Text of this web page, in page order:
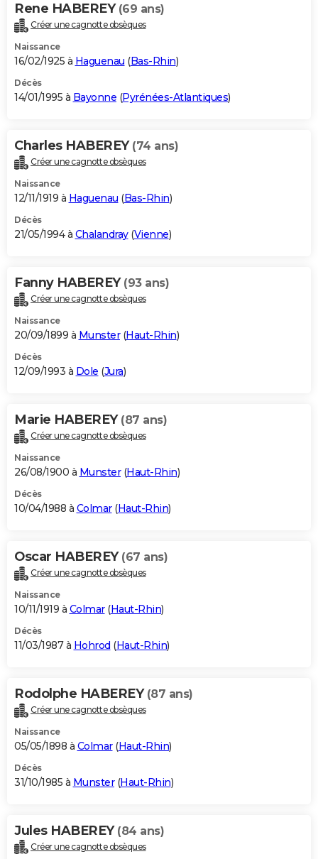
Rene HABEREY (69 ans)
Créer une cagnotte obsèques
Naissance
16/02/1925 à Haguenau (Bas-Rhin)
Décès
14/01/1995 à Bayonne (Pyrénées-Atlantiques)
Charles HABEREY (74 ans)
Créer une cagnotte obsèques
Naissance
12/11/1919 à Haguenau (Bas-Rhin)
Décès
21/05/1994 à Chalandray(Vienne)
Fanny HABEREY (93 ans)
Créer une cagnotte obsèques
Naissance
20/09/1899 à Munster(Haut-Rhin)
Décès
12/09/1993 à Dole (Jura)
Marie HABEREY (87 ans)
Créer une cagnotte obsèques
Naissance
26/08/1900 à Munster(Haut-Rhin)
Décès
10/04/1988 à Colmar(Haut-Rhin)
Oscar HABEREY (67 ans)
Créer une cagnotte obsèques
Naissance
10/11/1919 à Colmar(Haut-Rhin)
Décès
11/03/1987 à Hohrod (Haut-Rhin)
Rodolphe HABEREY (87 ans)
Créer une cagnotte obsèques
Naissance
05/05/1898 à Colmar(Haut-Rhin)
Décès
31/10/1985 à Munster(Haut-Rhin)
Jules HABEREY (84 ans)
Créer une cagnotte obsèques